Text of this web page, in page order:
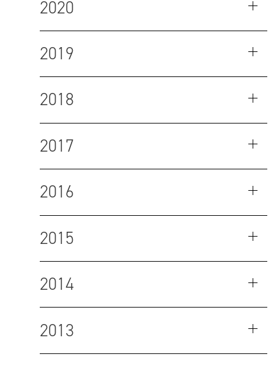
2020
2019
2018
2017
2016
2015
2014
2013